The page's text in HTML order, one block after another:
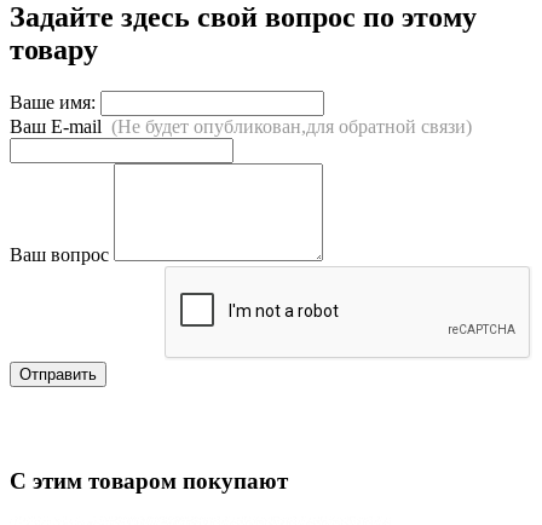
Задайте здесь свой вопрос по этому
товару
Ваше имя:
Ваш E-mail (Не будет опубликован,для обратной связи)
Ваш вопрос
Отправить
С этим товаром покупают